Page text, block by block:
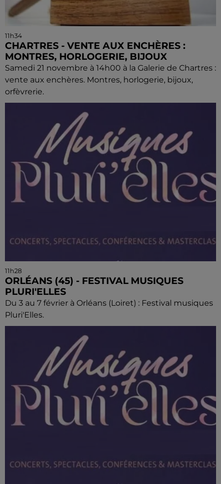
11h34
CHARTRES - VENTE AUX ENCHÈRES :
MONTRES, HORLOGERIE, BIJOUX
Samedi 21 novembre à 14h00 à la Galerie de Chartres :
vente aux enchères. Montres, horlogerie, bijoux,
orfèvrerie.
11h28
ORLÉANS (45) - FESTIVAL MUSIQUES
PLURI'ELLES
Du 3 au 7 février à Orléans (Loiret) : Festival musiques
Pluri'Elles.